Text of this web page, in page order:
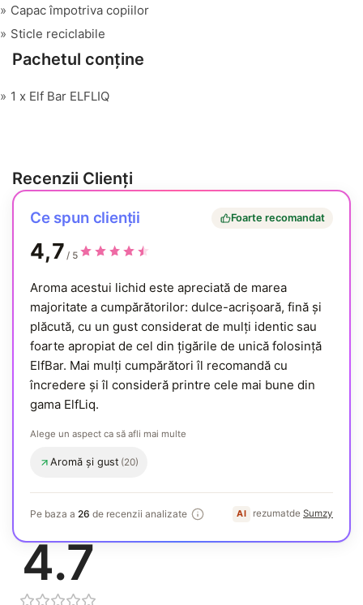
Capac împotriva copiilor
Sticle reciclabile
Pachetul conține
1 x Elf Bar ELFLIQ
Recenzii Clienți
Ce spun clienții Foarte recomandat
4,7 / 5
Aroma acestui lichid este apreciată de marea
majoritate a cumpărătorilor: dulce-acrișoară, fină și
plăcută, cu un gust considerat de mulți identic sau
foarte apropiat de cel din țigările de unică folosință
ElfBar. Mai mulți cumpărători îl recomandă cu
încredere și îl consideră printre cele mai bune din
gama ElfLiq.
Alege un aspect ca să afli mai multe
Aromă și gust (20)
, menționat des
Pe baza a 26 de recenzii analizate
. cum sunt rezumate recenziile? AI Generat de AI
rezumatde Sumzy
4.7